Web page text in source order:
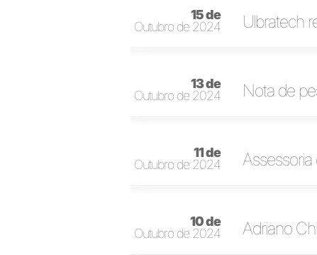
15 de
Outubro de 2024
Ulbratech
13 de
Outubro de 2024
Nota de
11 de
Outubro de 2024
10 de
Outubro de 2024
Adriano